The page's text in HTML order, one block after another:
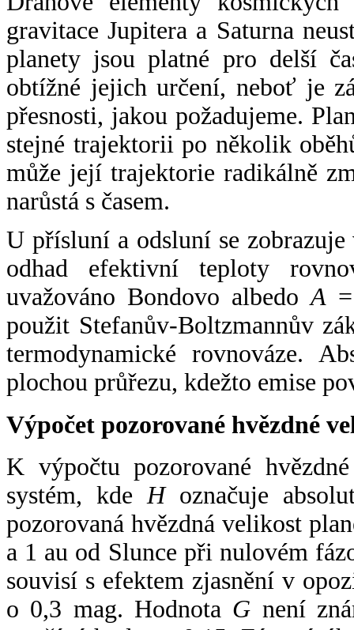
gravitace Jupitera a Saturna
planety jsou platné pro delší
obtížné jejich určení, neboť je
přesnosti, jakou požadujeme.
stejné trajektorii po několik
může její trajektorie radikálně
narůstá s časem.
U přísluní a odsluní se
odhad efektivní teploty
uvažováno Bondovo albedoA
použit Stefanův-Boltzmannův
termodynamické rovnováze.
plochou průřezu, kdežto emise
Výpočet pozorované hvězdné
K výpočtu pozorované
systém, kde Hoznačuje
pozorovaná hvězdná velikost
a 1 au od Slunce při nulovém
souvisí s efektem zjasnění v
o 0,3 mag. Hodnota G není